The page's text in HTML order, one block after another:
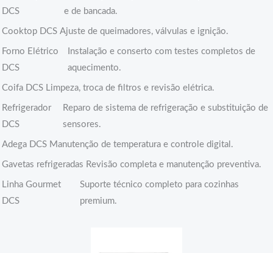
DCS
e de bancada.
Cooktop DCS Ajuste de queimadores, válvulas e ignição.
Forno Elétrico
DCS
Instalação e conserto com testes completos de
aquecimento.
Coifa DCS Limpeza, troca de filtros e revisão elétrica.
Refrigerador
DCS
Reparo de sistema de refrigeração e substituição de
sensores.
Adega DCS Manutenção de temperatura e controle digital.
Gavetas refrigeradas Revisão completa e manutenção preventiva.
Linha Gourmet
DCS
Suporte técnico completo para cozinhas
premium.